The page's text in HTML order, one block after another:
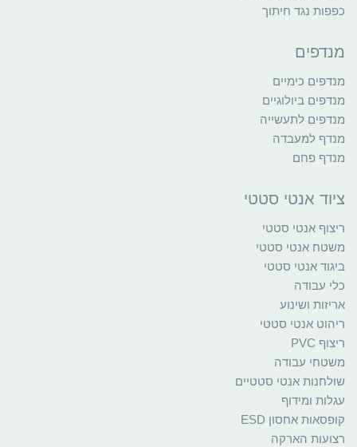
כפפות נגד חיתוך
מנדפים
מנדפים כימיים
מנדפים ביולוגיים
מנדפים לתעשייה
מנדף למעבדה
מנדף פחם
ציוד אנטי סטטי
ריצוף אנטי סטטי
משטח אנטי סטטי
ביגוד אנטי סטטי
כלי עבודה
אריזות ושינוע
ריהוט אנטי סטטי
ריצוף PVC
משטחי עבודה
שולחנות אנטי סטטיים
עגלות ומידוף
קופסאות אחסון ESD
רצועות הארקה